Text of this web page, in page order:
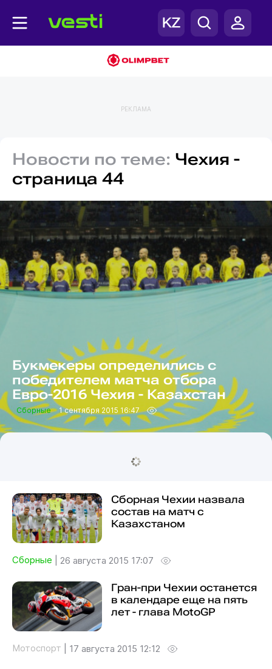
РЕКЛАМА
Новости по теме: Чехия -
страница 44
Букмекеры определились с
победителем матча отбора
Евро-2016 Чехия - Казахстан
Сборные 1 сентября 2015 16:47
Сборная Чехии назвала
состав на матч с
Казахстаном
Сборные 26 августа 2015 17:07
Гран-при Чехии останется
в календаре еще на пять
лет - глава MotoGP
Мотоспорт 17 августа 2015 12:12